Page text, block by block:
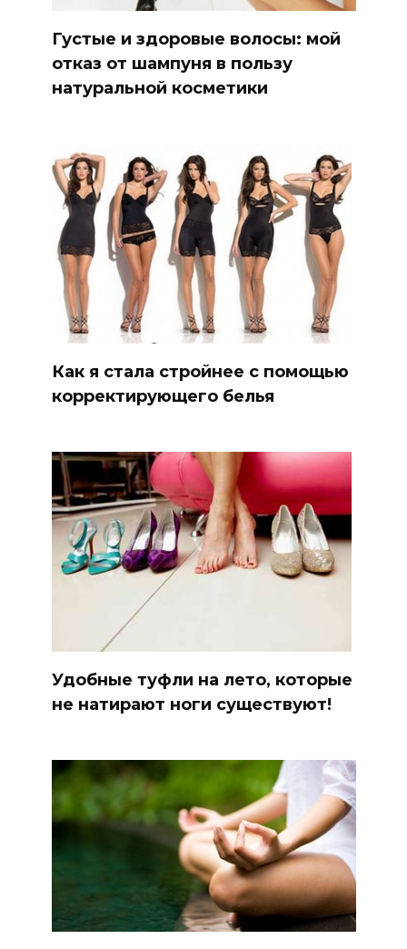
Густые и здоровые волосы: мой
отказ от шампуня в пользу
натуральной косметики
Как я стала стройнее с помощью
корректирующего белья
Удобные туфли на лето, которые
не натирают ноги существуют!